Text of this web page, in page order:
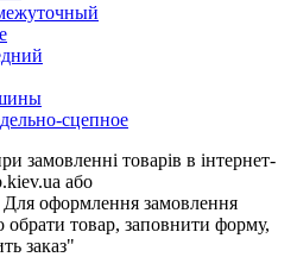
сцепное
замовленні товарів в інтернет-
або
оформлення замовлення
обрати товар, заповнити форму,
заказ"